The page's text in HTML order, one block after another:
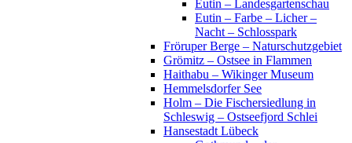
Eutin – Landesgartenschau
Eutin – Farbe – Licher –
Nacht – Schlosspark
Fröruper Berge – Naturschutzgebiet
Grömitz – Ostsee in Flammen
Haithabu – Wikinger Museum
Hemmelsdorfer See
Holm – Die Fischersiedlung in
Schleswig – Ostseefjord Schlei
Hansestadt Lübeck